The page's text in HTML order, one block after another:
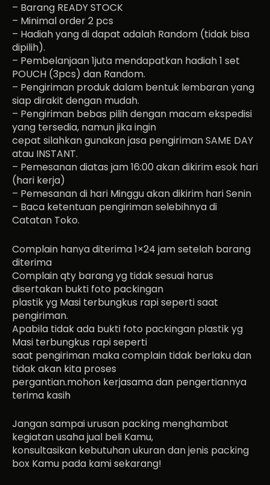
– Barang READY STOCK
– Minimal order 2 pcs
– Hadiah yang di dapat adalah Random (tidak bisa
dipilih).
– Pembelanjaan 1juta mendapatkan hadiah 1 set
POUCH (3pcs) dan Random.
– Pengiriman produk dalam bentuk lembaran yang
siap dirakit dengan mudah.
– Pengiriman bebas pilih dengan macam ekspedisi
yang tersedia, namun jika ingin
cepat silahkan gunakan jasa pengiriman SAME DAY
atau INSTANT.
– Pemesanan diatas jam 16:00 akan dikirim esok hari
(hari kerja)
– Pemesanan di hari Minggu akan dikirim hari Senin
– Baca ketentuan pengiriman selebihnya di
Catatan Toko.
Complain hanya diterima 1×24 jam setelah barang
diterima
Complain qty barang yg tidak sesuai harus
disertakan bukti foto packingan
plastik yg Masi terbungkus rapi seperti saat
pengiriman.
Apabila tidak ada bukti foto packingan plastik yg
Masi terbungkus rapi seperti
saat pengiriman maka complain tidak berlaku dan
tidak akan kita proses
pergantian.mohon kerjasama dan pengertiannya
terima kasih
Jangan sampai urusan packing menghambat
kegiatan usaha jual beli Kamu,
konsultasikan kebutuhan ukuran dan jenis packing
box Kamu pada kami sekarang!